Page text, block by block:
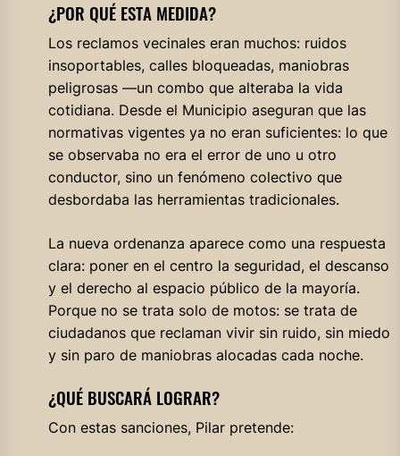
¿POR QUÉ ESTA MEDIDA?
Los reclamos vecinales eran muchos: ruidos
insoportables, calles bloqueadas, maniobras
peligrosas —un combo que alteraba la vida
cotidiana. Desde el Municipio aseguran que las
normativas vigentes ya no eran suficientes: lo que
se observaba no era el error de uno u otro
conductor, sino un fenómeno colectivo que
desbordaba las herramientas tradicionales.
La nueva ordenanza aparece como una respuesta
clara: poner en el centro la seguridad, el descanso
y el derecho al espacio público de la mayoría.
Porque no se trata solo de motos: se trata de
ciudadanos que reclaman vivir sin ruido, sin miedo
y sin paro de maniobras alocadas cada noche.
¿QUÉ BUSCARÁ LOGRAR?
Con estas sanciones, Pilar pretende: